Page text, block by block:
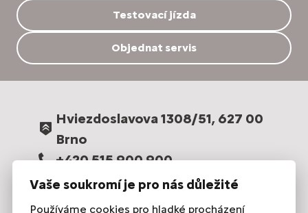
Testovací jízda
Objednat servis
Hviezdoslavova 1308/51, 627 00
Brno
+420 515 900 900
prodej@carling.cz
Vaše soukromí je pro nás důležité
Používáme cookies pro hladké procházení